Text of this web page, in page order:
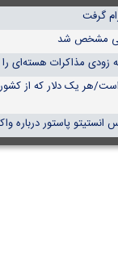
گرفت
مشخص شد
زودی مذاکرات هسته‌ای
هر یک دلار که از
پاستور درباره